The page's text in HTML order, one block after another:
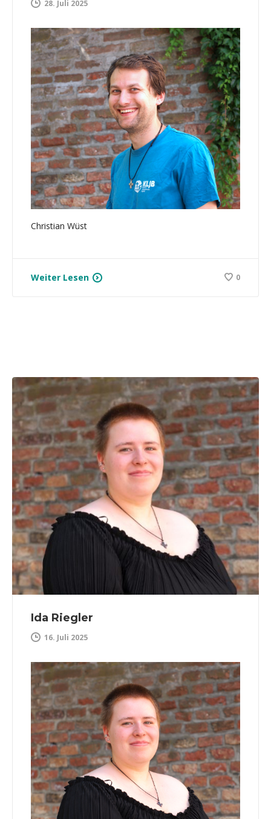
28. Juli 2025
Christian Wüst
Weiter Lesen 0
Ida Riegler
16. Juli 2025